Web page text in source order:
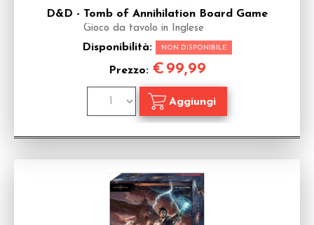
D&D - Tomb of Annihilation Board Game
Gioco da tavolo in Inglese
Disponibilità: NON DISPONIBILE
Prezzo: € 99,99